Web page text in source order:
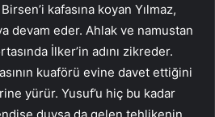
kafasına koyan Yılmaz,
devam eder. Ahlak ve namustan
İlker’in adını zikreder.
kuaförü evine davet ettiğini
yürür. Yusuf’u hiç bu kadar
duysa da gelen tehlikenin